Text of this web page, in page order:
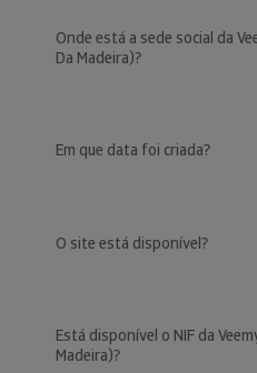
Onde está a sede social da
Da Madeira)?
Em que data foi criada?
O site está disponível?
Está disponível o NIF da
Madeira)?